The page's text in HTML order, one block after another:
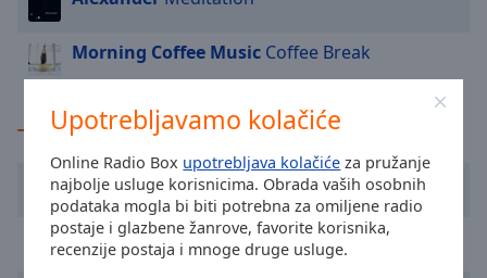
Upotrebljavamo kolačiće
Online Radio Box upotrebljava kolačiće za pružanje
najbolje usluge korisnicima. Obrada vaših osobnih
podataka mogla bi biti potrebna za omiljene radio
postaje i glazbene žanrove, favorite korisnika,
recenzije postaja i mnoge druge usluge.
and
close
the
Opacity
Morning Coffee Music Coffee Break
TOP glazbenici
Serhat
CRAonFleek